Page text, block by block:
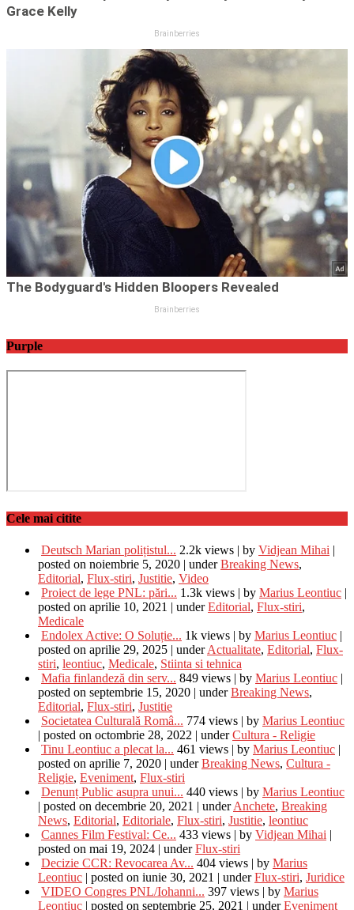
Purple
Cele mai citite
Deutsch Marian polițistul... 2.2k views | by Vidjean Mihai |
posted on noiembrie 5, 2020 | underBreaking News,
Editorial, Flux-stiri, Justitie, Video
Proiect de lege PNL: pări... 1.3k views | by Marius Leontiuc |
posted on aprilie 10, 2021 | underEditorial, Flux-stiri,
Medicale
Endolex Active: O Soluție... 1k views | by Marius Leontiuc |
posted on aprilie 29, 2025 | underActualitate, Editorial, Flux-
stiri, leontiuc, Medicale, Stiinta si tehnica
Mafia finlandeză din serv... 849 views | by Marius Leontiuc |
posted on septembrie 15, 2020 | underBreaking News,
Editorial, Flux-stiri, Justitie
Societatea Culturală Româ... 774 views | by Marius Leontiuc
| posted on octombrie 28, 2022 | underCultura - Religie
Tinu Leontiuc a plecat la... 461 views | by Marius Leontiuc |
posted on aprilie 7, 2020 | underBreaking News, Cultura -
Religie, Eveniment, Flux-stiri
Denunț Public asupra unui... 440 views | by Marius Leontiuc
| posted on decembrie 20, 2021 | underAnchete, Breaking
News, Editorial, Editoriale, Flux-stiri, Justitie, leontiuc
Cannes Film Festival: Ce... 433 views | by Vidjean Mihai |
posted on mai 19, 2024 | underFlux-stiri
Decizie CCR: Revocarea Av... 404 views | by Marius
Leontiuc | posted on iunie 30, 2021 | underFlux-stiri, Juridice
VIDEO Congres PNL/Iohanni... 397 views | by Marius
Leontiuc | posted on septembrie 25, 2021 | underEveniment